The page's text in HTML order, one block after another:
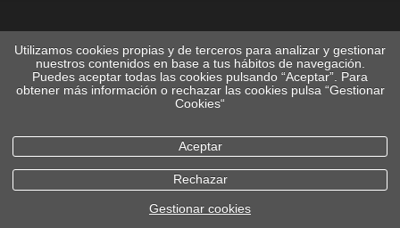
Utilizamos cookies propias y de terceros para analizar y gestionar
nuestros contenidos en base a tus hábitos de navegación.
Puedes aceptar todas las cookies pulsando “Aceptar”. Para
obtener más información o rechazar las cookies pulsa “Gestionar
Cookies“
Aceptar
Rechazar
Gestionar cookies